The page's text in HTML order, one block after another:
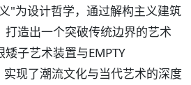
"为设计哲学，通过解构主义建筑
打造出一个突破传统边界的艺术
子艺术装置与EMPTY
实现了潮流文化与当代艺术的深度